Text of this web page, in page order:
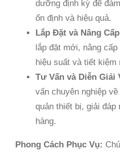
dưỡng định kỳ để
ổn định và hiệu quả.
Lắp Đặt và Nâng
lắp đặt mới, nâng
hiệu suất và tiết kiệm
Tư Vấn và Diễn Giải
vấn chuyên nghiệp
quản thiết bị, giải
hàng.
Phong Cách Phục Vụ: